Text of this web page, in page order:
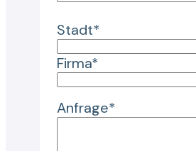
Stadt*
Firma*
Anfrage*